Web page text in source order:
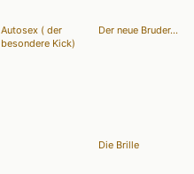
Autosex ( der
besondere Kick)
Der neue Bruder...
Die Brille